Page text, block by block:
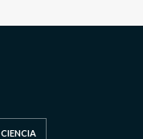
CIENCIA